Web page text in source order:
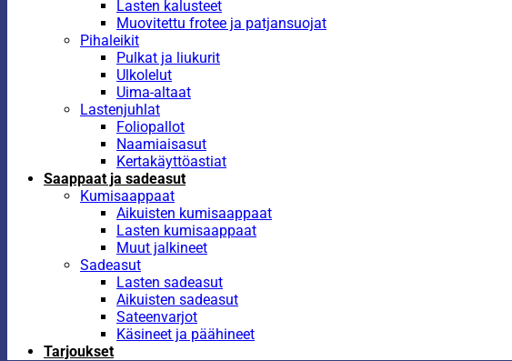
Lasten kalusteet
Muovitettu frotee ja patjansuojat
Pihaleikit
Pulkat ja liukurit
Ulkolelut
Uima-altaat
Lastenjuhlat
Foliopallot
Naamiaisasut
Kertakäyttöastiat
Saappaat ja sadeasut
Kumisaappaat
Aikuisten kumisaappaat
Lasten kumisaappaat
Muut jalkineet
Sadeasut
Lasten sadeasut
Aikuisten sadeasut
Sateenvarjot
Käsineet ja päähineet
Tarjoukset